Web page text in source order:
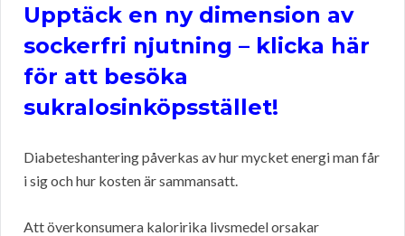
Upptäck en ny dimension av
sockerfri njutning – klicka här
för att besöka
sukralosinköpsstället!
Diabeteshantering påverkas av hur mycket energi man får
i sig och hur kosten är sammansatt.
Att överkonsumera kaloririka livsmedel orsakar